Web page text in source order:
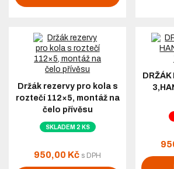
Držák rezervy pro kola s
roztečí 112×5, montáž na
čelo přívěsu
SKLADEM 2 KS
950,00 Kč s DPH
DRŽÁK